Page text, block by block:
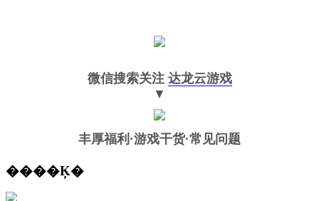
微信搜索关注 达龙云游戏
▼
丰厚福利 ·游戏干货·常见问题
����Ķ�